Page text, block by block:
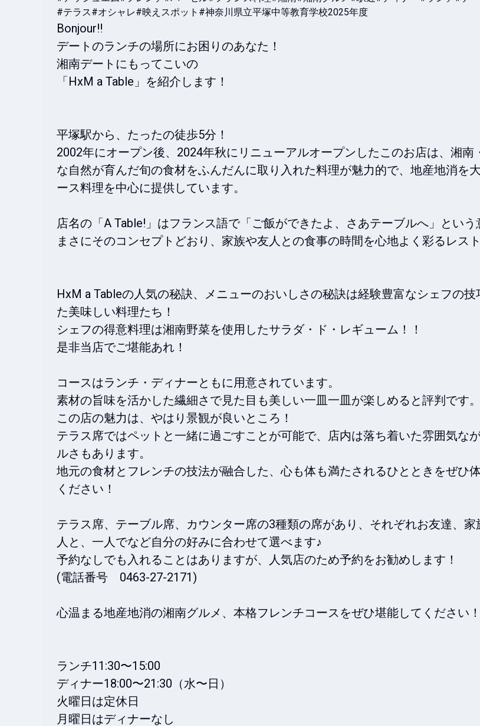
#テラス#オシャレ#映えスポット #神奈川県立平塚中等教育学校2025年度
Bonjour‼️
デートのランチの場所にお困りのあなた！
湘南デートにもってこいの
「HxM a Table」を紹介します！
平塚駅から、たったの徒歩5分！
2002年にオープン後、2024年秋にリニューアルオープンしたこのお店は、湘南
な自然が育んだ旬の食材をふんだんに取り入れた料理が魅力的で、地産地消を
ース料理を中心に提供しています。
店名の「A Table!」はフランス語で「ご飯ができたよ、さあテーブルへ」という
まさにそのコンセプトどおり、家族や友人との食事の時間を心地よく彩るレスト
HxM a Tableの人気の秘訣、メニューのおいしさの秘訣は経験豊富なシェフの
た美味しい料理たち！
シェフの得意料理は湘南野菜を使用したサラダ・ド・レギューム！！
是非当店でご堪能あれ！
コースはランチ・ディナーともに用意されています。
素材の旨味を活かした繊細さで見た目も美しい一皿一皿が楽しめると評判です。
この店の魅力は、やはり景観が良いところ！
テラス席ではペットと一緒に過ごすことが可能で、店内は落ち着いた雰囲気な
ルさもあります。
地元の食材とフレンチの技法が融合した、心も体も満たされるひとときをぜひ
ください！
テラス席、テーブル席、カウンター席の3種類の席があり、それぞれお友達、家
人と、一人でなど自分の好みに合わせて選べます♪
予約なしでも入れることはありますが、人気店のため予約をお勧めします！
(電話番号　0463-27-2171)
心温まる地産地消の湘南グルメ、本格フレンチコースをぜひ堪能してください！
ランチ11:30〜15:00
ディナー18:00〜21:30（水〜日）
火曜日は定休日
月曜日はディナーなし